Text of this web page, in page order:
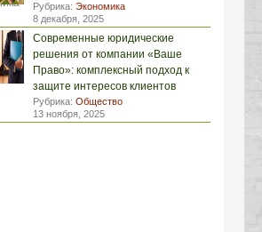
Рубрика: Экономика
8 декабря, 2025
Современные юридические
решения от компании «Ваше
Право»: комплексный подход к
защите интересов клиентов
Рубрика: Общество
13 ноября, 2025